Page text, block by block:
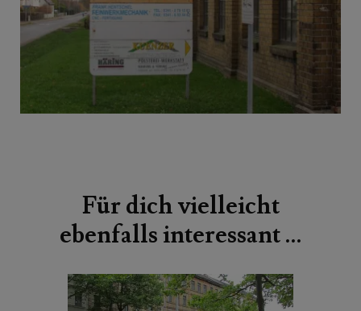
Für dich vielleicht
ebenfalls interessant …